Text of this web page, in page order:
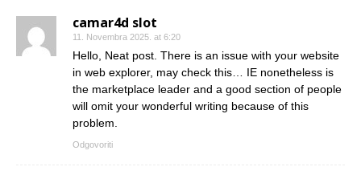
camar4d slot
11. Novembra 2025. at 6:20
Hello, Neat post. There is an issue with your website
in web explorer, may check this… IE nonetheless is
the marketplace leader and a good section of people
will omit your wonderful writing because of this
problem.
Odgovoriti